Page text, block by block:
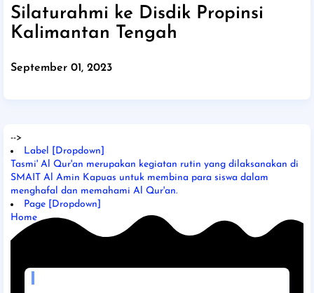
Silaturahmi ke Disdik Propinsi
Kalimantan Tengah
September 01, 2023
-->
Label [Dropdown]
Tasmi' Al Qur'an merupakan kegiatan rutin yang dilaksanakan di
SMAIT Al Amin Kapuas untuk membina para siswa dalam
menghafal dan memahami Al Qur'an.
Page [Dropdown]
Home